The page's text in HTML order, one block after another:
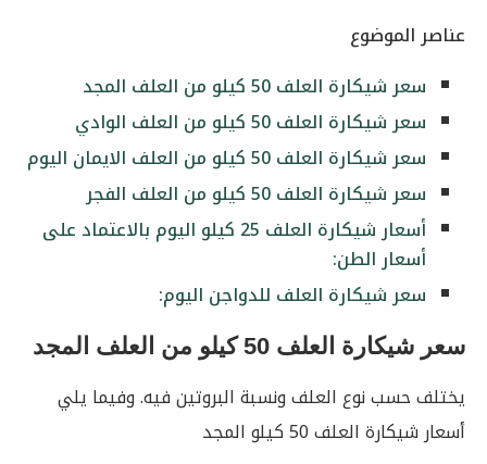
عناصر الموضوع
سعر شيكارة العلف 50 كيلو من العلف المجد
سعر شيكارة العلف 50 كيلو من العلف الوادي
سعر شيكارة العلف 50 كيلو من العلف الايمان اليوم
سعر شيكارة العلف 50 كيلو من العلف الفجر
أسعار شيكارة العلف 25 كيلو اليوم بالاعتماد على
أسعار الطن:
سعر شيكارة العلف للدواجن اليوم:
سعر شيكارة العلف 50 كيلو من العلف المجد
يختلف حسب نوع العلف ونسبة البروتين فيه. وفيما يلي
أسعار شيكارة العلف 50 كيلو المجد